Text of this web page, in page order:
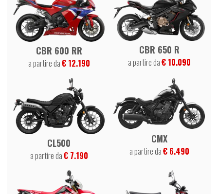
CBR 600 RR
a partire da€ 12.190
CBR 650 R
a partire da€ 10.090
CL500
a partire da€ 7.190
CMX
a partire da€ 6.490